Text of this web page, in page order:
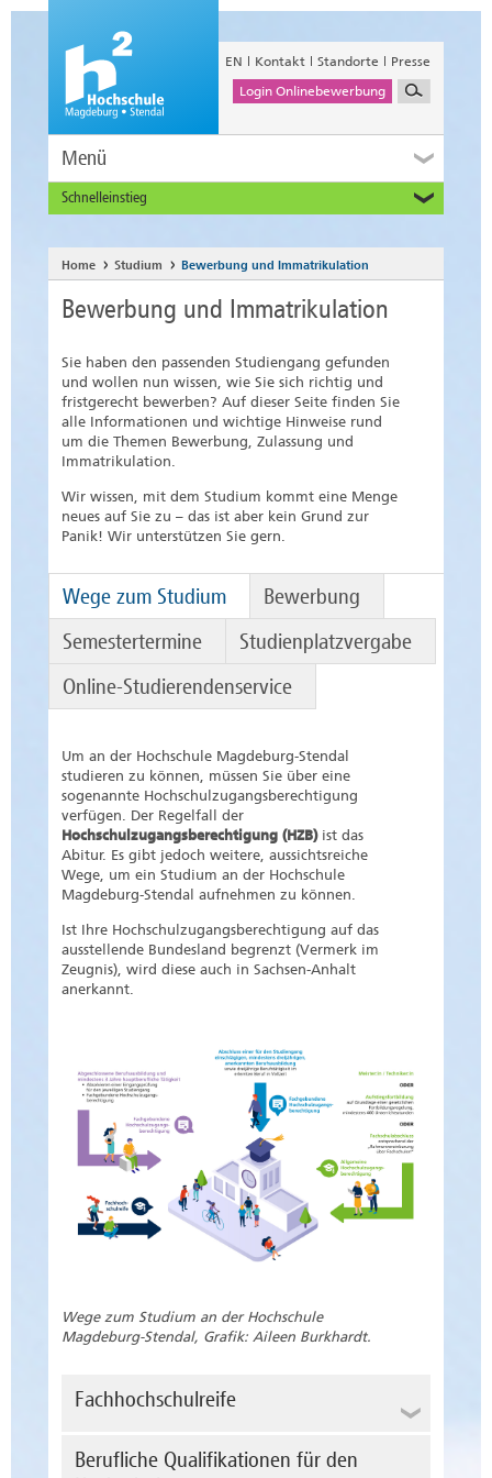
EN Kontakt Standorte
Presse
Login Onlinebewerbung
Menü
Schnelleinstieg
Alumni
Unternehmen und Institutionen
Studierende
International
Home Studium Bewerbung und Immatrikulation
Bewerbung und Immatrikulation
Sie haben den passenden Studiengang gefunden
und wollen nun wissen, wie Sie sich richtig und
fristgerecht bewerben? Auf dieser Seite finden Sie
alle Informationen und wichtige Hinweise rund
um die Themen Bewerbung, Zulassung und
Immatrikulation.
Wir wissen, mit dem Studium kommt eine Menge
neues auf Sie zu – das ist aber kein Grund zur
Panik! Wir unterstützen Sie gern.
Wege zum Studium
Bewerbung
Semestertermine
Studienplatzvergabe
Online-Studierendenservice
Um an der Hochschule Magdeburg-Stendal
studieren zu können, müssen Sie über eine
sogenannte Hochschulzugangsberechtigung
verfügen. Der Regelfall der
Hochschulzugangsberechtigung (HZB)ist das
Abitur. Es gibt jedoch weitere, aussichtsreiche
Wege, um ein Studium an der Hochschule
Magdeburg-Stendal aufnehmen zu können.
Ist Ihre Hochschulzugangsberechtigung auf das
ausstellende Bundesland begrenzt (Vermerk im
Zeugnis), wird diese auch in Sachsen-Anhalt
anerkannt.
Wege zum Studium an der Hochschule
Magdeburg-Stendal, Grafik: Aileen Burkhardt.
Fachhochschulreife
Der Nachweis über die Fachhochschulreife
kann erfolgen durch:
Berufliche Qualifikationen für den